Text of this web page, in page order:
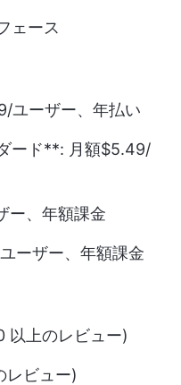
ェース
ユーザー、年払い
ード**: 月額$5.49/
ー、年額課金
ーザー、年額課金
以上のレビュー)
レビュー)